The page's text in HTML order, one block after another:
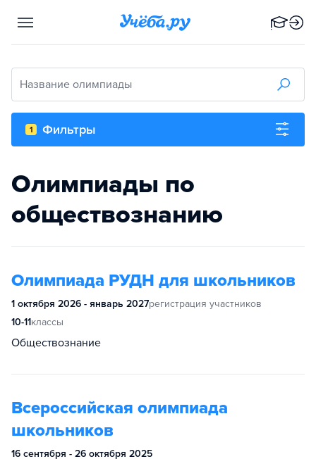
Название олимпиады
1 Фильтры
Олимпиады по
обществознанию
Олимпиада РУДН для школьников
1 октября 2026 - январь 2027регистрация участников
10-11классы
Обществознание
Всероссийская олимпиада
школьников
16 сентября - 26 октября 2025